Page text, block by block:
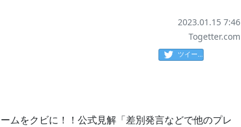
2023.01.15 7:46
Togetter.com
ツイート
ムをクビに！！公式見解「差別発言などで他のプレ